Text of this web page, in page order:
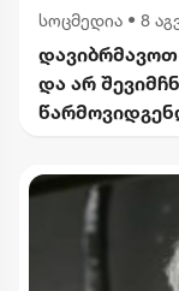
სოცმედია • 8
და არ